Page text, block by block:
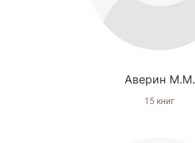
Аверин М.М.
15 книг